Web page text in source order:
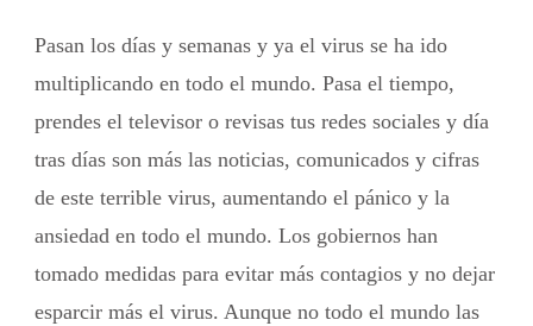
Pasan los días y semanas y ya el virus se ha ido
multiplicando en todo el mundo. Pasa el tiempo,
prendes el televisor o revisas tus redes sociales y día
tras días son más las noticias, comunicados y cifras
de este terrible virus, aumentando el pánico y la
ansiedad en todo el mundo. Los gobiernos han
tomado medidas para evitar más contagios y no dejar
esparcir más el virus. Aunque no todo el mundo las